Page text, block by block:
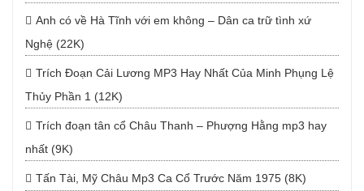
Anh có về Hà Tĩnh với em không – Dân ca trữ tình xứ
Nghệ (22K)
Trích Đoạn Cải Lương MP3 Hay Nhất Của Minh Phụng Lệ
Thủy Phần 1 (12K)
Trích đoạn tân cổ Châu Thanh – Phượng Hằng mp3 hay
nhất (9K)
Tấn Tài, Mỹ Châu Mp3 Ca Cổ Trước Năm 1975 (8K)